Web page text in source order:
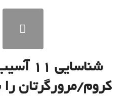
به گزارش
کروم/مرورگرتان